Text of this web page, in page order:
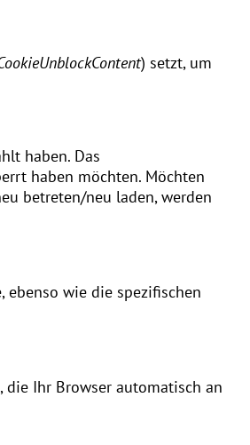
) setzt, um
haben. Das
haben möchten. Möchten
betreten/neu laden, werden
ebenso wie die spezifischen
Ihr Browser automatisch an